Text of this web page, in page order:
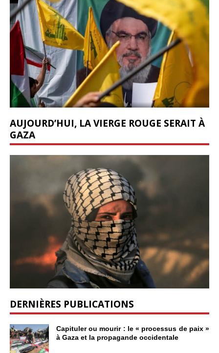
AUJOURD’HUI, LA VIERGE ROUGE SERAIT À
GAZA
DERNIÈRES PUBLICATIONS
Capituler ou mourir : le « processus de paix »
à Gaza et la propagande occidentale